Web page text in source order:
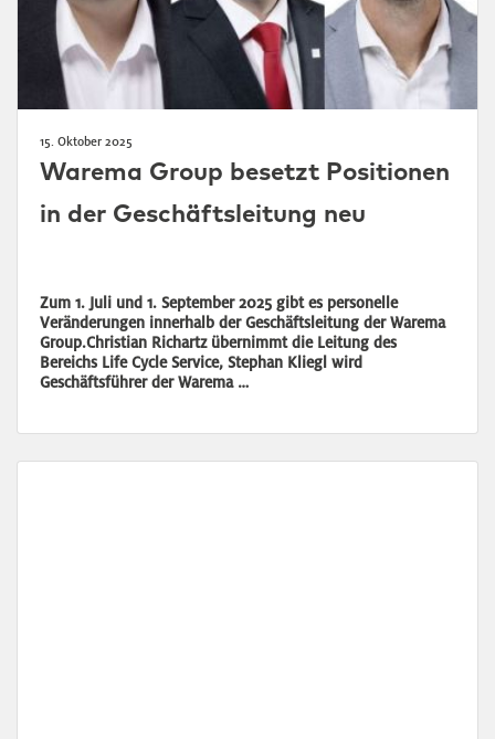
15. Oktober 2025
Warema Group besetzt Positionen
in der Geschäftsleitung neu
Zum 1. Juli und 1. September 2025 gibt es personelle
Veränderungen innerhalb der Geschäftsleitung der Warema
Group.Christian Richartz übernimmt die Leitung des
Bereichs Life Cycle Service, Stephan Kliegl wird
Geschäftsführer der Warema …